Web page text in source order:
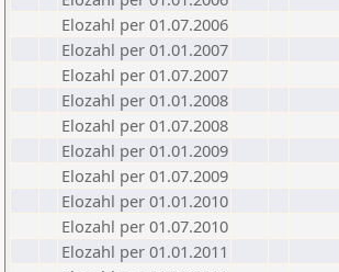
Elozahl per 01.07.2006
Elozahl per 01.01.2007
Elozahl per 01.07.2007
Elozahl per 01.01.2008
Elozahl per 01.07.2008
Elozahl per 01.01.2009
Elozahl per 01.07.2009
Elozahl per 01.01.2010
Elozahl per 01.07.2010
Elozahl per 01.01.2011